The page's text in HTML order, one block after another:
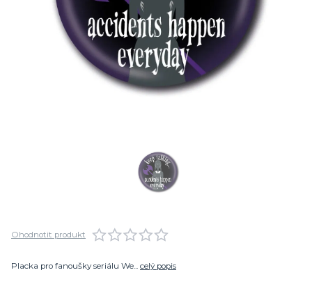
Ohodnotit produkt
Placka pro fanoušky seriálu We... celý popis